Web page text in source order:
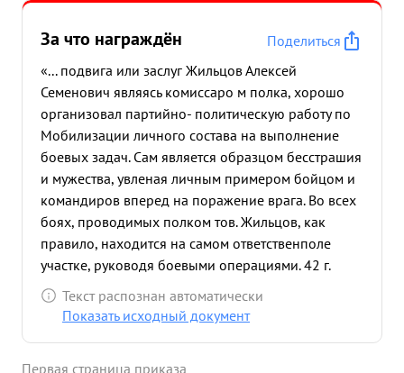
За что награждён
Поделиться
«... подвига или заслуг Жильцов Алексей
Семенович являясь комиссаро м полка, хорошо
организовал партийно- политическую работу по
Мобилизации личного состава на выполнение
боевых задач. Сам является образцом бесстрашия
и мужества, увленая личным примером бойцом и
командиров вперед на поражение врага. Во всех
боях, проводимых полком тов. Жильцов, как
правило, находится на самом ответственполе
участке, руководя боевыми операциями. 42 г.
когда полк под с. агриново находился в тяжелом
положении а бывший командир полка бежал с
Текст распознан автоматически
Показать исходный документ
Первая страница приказа